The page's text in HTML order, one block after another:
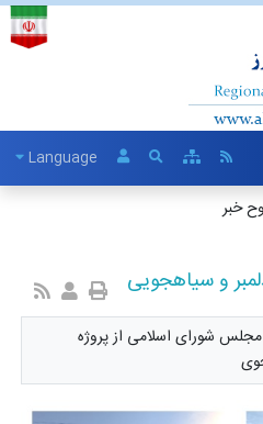
Language
خبر
و سیاهجویی
مجلس شورای اسلامی از پروژه